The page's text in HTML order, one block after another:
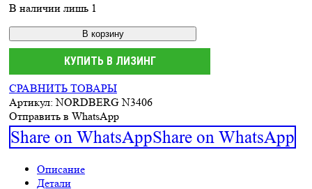
В наличии лишь 1
В корзину
КУПИТЬ В ЛИЗИНГ
СРАВНИТЬ ТОВАРЫ
Артикул:NORDBERG N3406
Отправить в WhatsApp
Share on WhatsAppShare on WhatsApp
Описание
Детали